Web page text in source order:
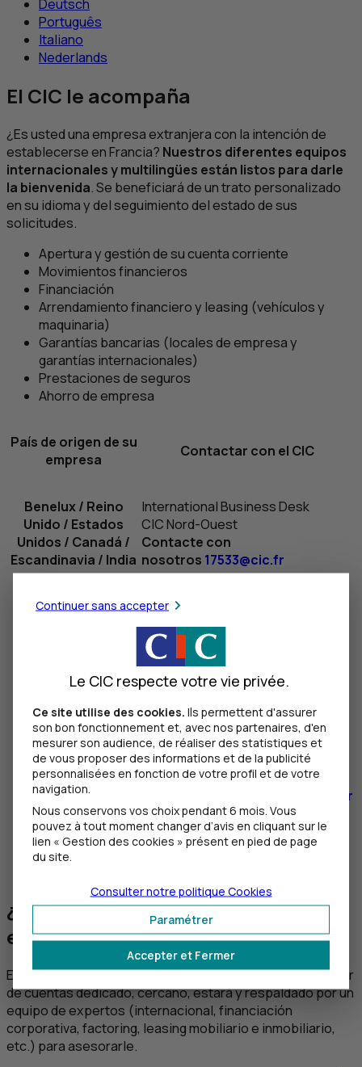
Deutsch
Português
Italiano
Nederlands
El CIC le acompaña
¿Es usted una empresa extranjera con la intención de
establecerse en Francia? Nuestros diferentes equipos
internacionales y multilingües están listos para darle
la bienvenida. Se beneficiará de un trato personalizado
en su idioma y del seguimiento del estado de sus
solicitudes.
Apertura y gestión de su cuenta corriente
Movimientos financieros
Financiación
Arrendamiento financiero y leasing (vehículos y
maquinaria)
Garantías bancarias (locales de empresa y
garantías internacionales)
Prestaciones de seguros
Ahorro de empresa
País de origen de su
empresa
Contactar con el CIC
Benelux / Reino
Unido / Estados
Unidos / Canadá /
Escandinavia / India
International Business Desk
CICNord-Ouest
Contacte con
nosotros 17533@cic.fr
Alemania /
CICEst
Contacte con
nosotros
España / Portugal /
Sudamérica
CICIberbanco
CICIle-de-France
Contacte con
nosotros11051@ciciberbanco.fr
CICIberbanco
CICSud-Ouest
Contacte con
19560@ciciberbanco.fr
Otros países
CICDirection des Activités
Internationales
Contacte con
¿Por qué elegir elCICpara mi
empresa?
En elCIC, se le asignará un centro de negocios y un gestor
de cuentas dedicado, cercano, estará y respaldado por un
equipo de expertos (internacional, financiación
corporativa, factoring, leasing mobiliario e inmobiliario,
etc.) para asesorarle.
Continuer sans accepter
Le CIC respecte votre vie privée.
Ce site utilise des cookies. Ils permettent d'assurer
son bon fonctionnement et, avec nos partenaires, d'en
mesurer son audience, de réaliser des statistiques et
de vous proposer des informations et de la publicité
personnalisées en fonction de votre profil et de votre
navigation.
Nous conservons vos choix pendant 6 mois. Vous
pouvez à tout moment changer d’avis en cliquant sur le
lien « Gestion des cookies » présent en pied de page
du site.
Accepter et Fermer
Paramétrer
Consulter notre politique Cookies